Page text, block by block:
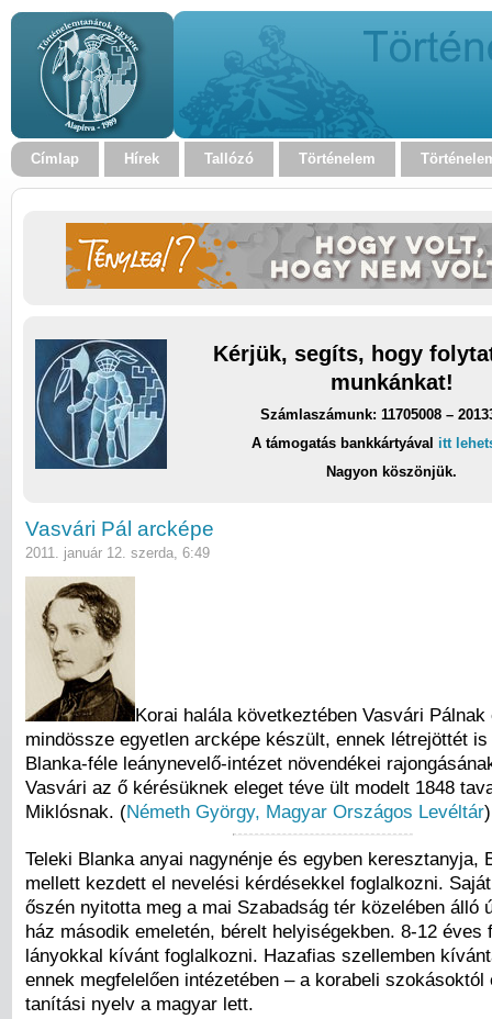
Címlap Hírek Tallózó Történelem
Kérjük, segíts, hogy
munkánkat!
Számlaszámunk: 11705008 –
A támogatás bankkártyával itt
Nagyon köszönjük.
Vasvári Pál arcképe
2011. január 12. szerda, 6:49
Korai halála következtében Vasvári Pálnak
mindössze egyetlen arcképe készült, ennek létrejöttét
Blanka-féle leánynevelő-intézet növendékei
Vasvári az ő kérésüknek eleget téve ült modelt 1848
Miklósnak. (Németh György, Magyar Országos Levéltár)
Teleki Blanka anyai nagynénje és egyben keresztanyja,
mellett kezdett el nevelési kérdésekkel foglalkozni.
őszén nyitotta meg a mai Szabadság tér közelében álló
ház második emeletén, bérelt helyiségekben. 8-12 éves
lányokkal kívánt foglalkozni. Hazafias szellemben
ennek megfelelően intézetében – a korabeli szokásoktól
tanítási nyelv a magyar lett.